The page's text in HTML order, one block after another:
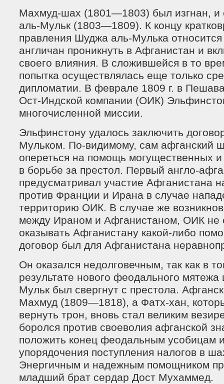
Махмуд-шах (1801—1803) был изгнан, и
аль-Мульк (1803—1809). К концу
правления Шуджа аль-Мулька
англичан проникнуть в Афганистан и
своего влияния. В сложившейся в то
попытка осуществлялась еще только
дипломатии. В феврале 1809 г. в
Ост-Индской компании (ОИК)
многочисленной миссии.
Эльфинстону удалось заключить
Мульком. По-видимому, сам афганский
опереться на помощь могущественных
в борьбе за престол. Первый англо-
предусматривал участие Афганистана
против Франции и Ирана в случае
территорию ОИК. В случае же
между Ираном и Афганистаном, ОИК не
оказывать Афганистану какой-либо
договор был для Афганистана
Он оказался недолговечным, так как в
результате нового феодального
Мульк был свергнут с престола.
Махмуд (1809—1818), а Фатх-хан,
вернуть трон, вновь стал великим
боролся против своеволия афганской
положить конец феодальным усобицам
упорядочения поступления налогов в
Энергичным и надежным помощником
младший брат сердар Дост Мухаммед.